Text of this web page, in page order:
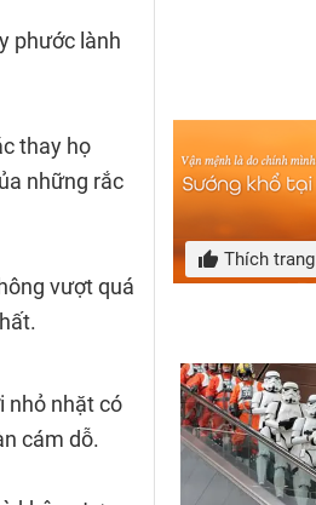
phước lành
thay họ
những rắc
vượt quá
nhỏ nhặt có
cám dỗ.
Thích trang